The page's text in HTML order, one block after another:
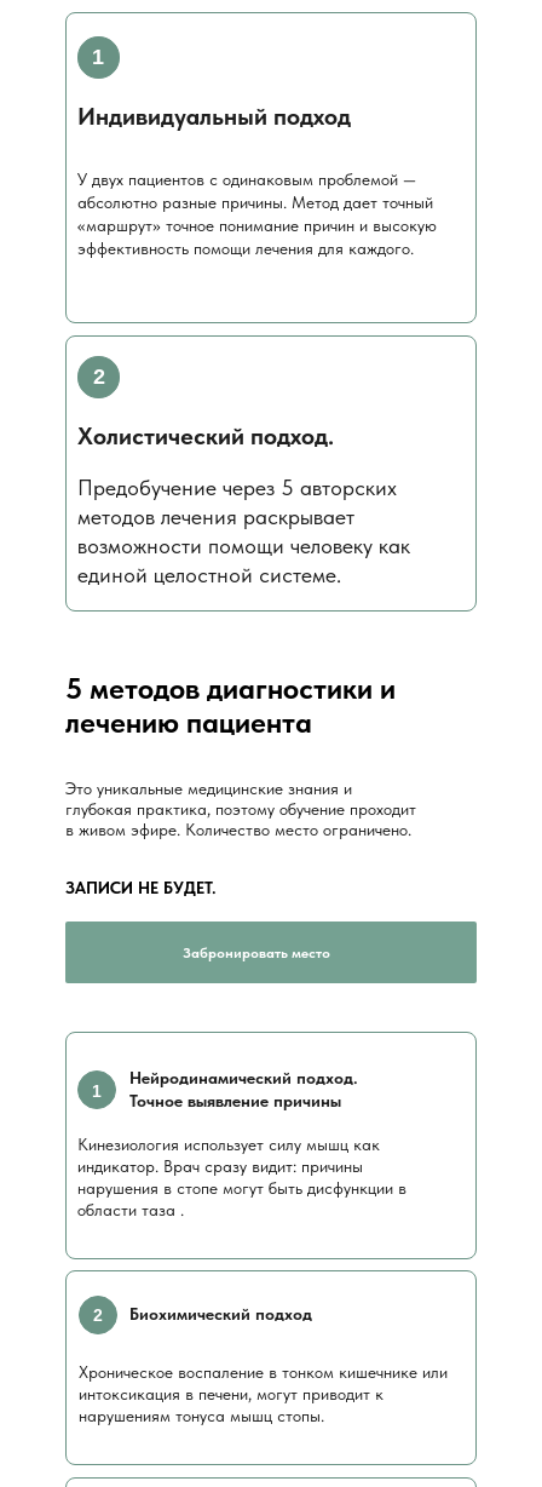
ЗАПИСИ НЕ БУДЕТ.
5 методов диагностики и
лечению пациента
Это уникальные медицинские знания и
глубокая практика, поэтому обучение проходит
в живом эфире. Количество место ограничено.
1
Нейродинамический подход.
Точное выявление причины
Кинезиология использует силу мышц как
индикатор. Врач сразу видит: причины
нарушения в стопе могут быть дисфункции в
области таза .
2 Биохимический подход
Хроническое воспаление в тонком кишечнике или
интоксикация в печени, могут приводит к
нарушениям тонуса мышц стопы.
1
Индивидуальный подход
У двух пациентов с одинаковым проблемой —
абсолютно разные причины. Метод дает точный
«маршрут» точное понимание причин и высокую
эффективность помощи лечения для каждого.
2
Холистический подход.
Забронировать место
Предобучение через 5 авторских
методов лечения раскрывает
возможности помощи человеку как
единой целостной системе.